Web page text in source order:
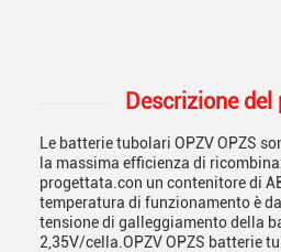
Descrizione
Le batterie tubolari OPZV OPZS
la massima efficienza di
progettata.con un contenitore di
temperatura di funzionamento è da
tensione di galleggiamento della
2,35V/cella.OPZV OPZS batterie